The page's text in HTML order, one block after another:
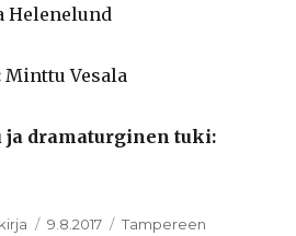
Helenelund
Minttu Vesala
ja dramaturginen tuki:
Julkaistu
9.8.2017 Kategoriat
Tampereen